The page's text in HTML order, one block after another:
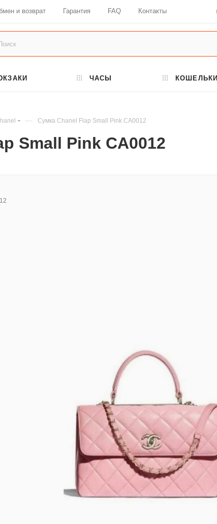
и возврат Гарантия FAQ Контакты
ЧАСЫ КОШЕЛЬКИ
— Сумка Chanel Flap Small Pink CA0012
Small Pink CA0012